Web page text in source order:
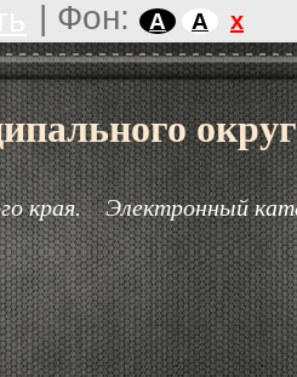
| Фон: A A x
края. Электронный